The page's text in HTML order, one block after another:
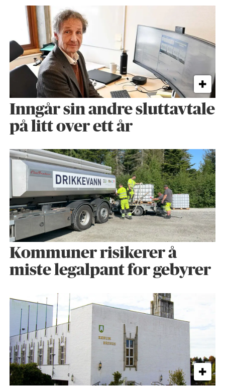
Inngår sin andre sluttavtale
på litt over ett år
Kommuner risikerer å
miste legalpant for gebyrer